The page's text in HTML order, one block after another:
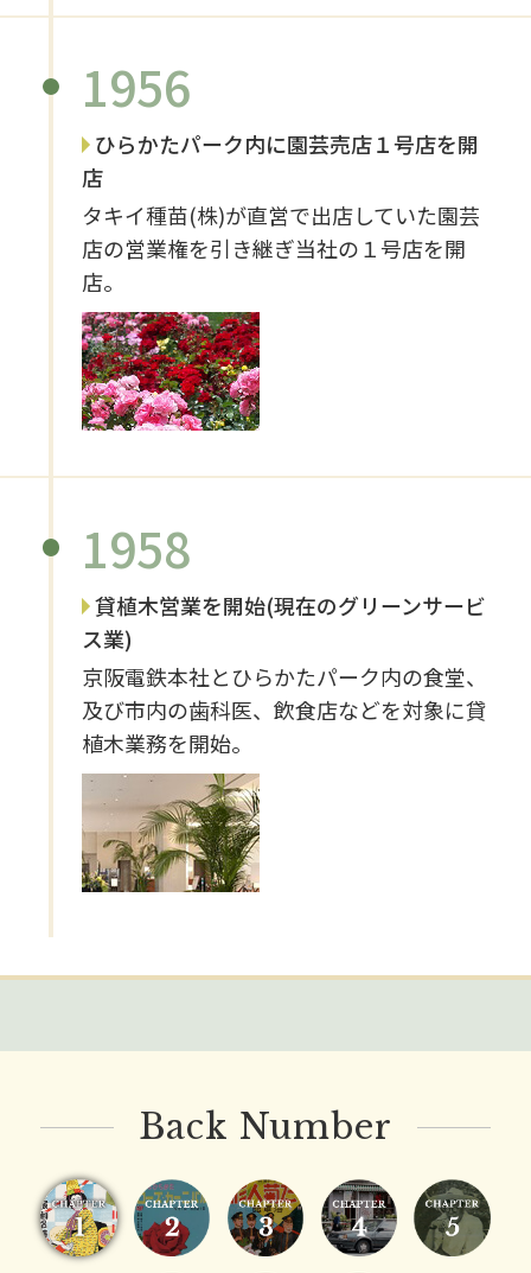
1956
ひらかたパーク内に園芸売店１号店を開
店
タキイ種苗(株)が直営で出店していた園芸
店の営業権を引き継ぎ当社の１号店を開
店。
1958
貸植木営業を開始(現在のグリーンサービ
ス業)
京阪電鉄本社とひらかたパーク内の食堂、
及び市内の歯科医、飲食店などを対象に貸
植木業務を開始。
Back Number